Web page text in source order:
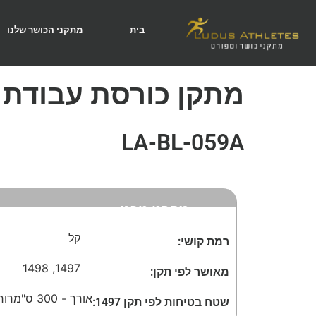
בית מתקני הכושר שלנו
מתקן כורסת עבודת
LA-BL-059A
מפרט טכני
רמת קושי: קל
מאושר לפי תקן: 1497
,
1498
שטח בטיחות לפי תקן 1497: אורך - 300 ס"מ